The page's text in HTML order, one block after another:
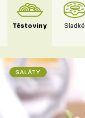
Těstoviny Sladké
SALÁTY